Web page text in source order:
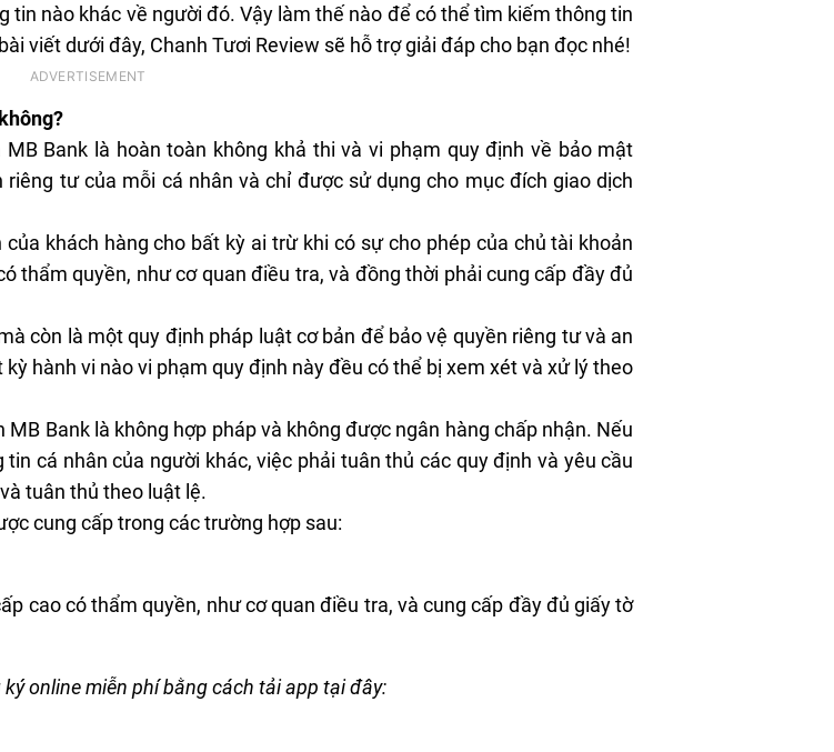
tin nào khác về người đó. Vậy làm thế nào để có thể tìm kiếm thông tin
viết dưới đây, Chanh Tươi Review sẽ hỗ trợ giải đáp cho bạn đọc nhé!
Bank là hoàn toàn không khả thi và vi phạm quy định về bảo mật
tư của mỗi cá nhân và chỉ được sử dụng cho mục đích giao dịch
khách hàng cho bất kỳ ai trừ khi có sự cho phép của chủ tài khoản
thẩm quyền, như cơ quan điều tra, và đồng thời phải cung cấp đầy đủ
còn là một quy định pháp luật cơ bản để bảo vệ quyền riêng tư và an
hành vi nào vi phạm quy định này đều có thể bị xem xét và xử lý theo
MB Banklà không hợp pháp và không được ngân hàng chấp nhận. Nếu
cá nhân của người khác, việc phải tuân thủ các quy định và yêu cầu
tuân thủ theo luật lệ.
cung cấp trong các trường hợp sau:
cao có thẩm quyền, như cơ quan điều tra, và cung cấp đầy đủ giấy tờ
online miễn phí bằng cách tải app tại đây: